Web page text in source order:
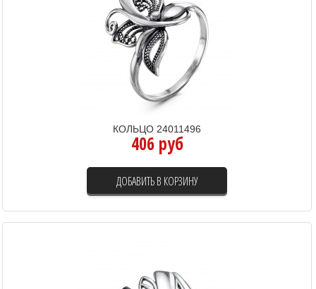
КОЛЬЦО 24011496
406 руб
ДОБАВИТЬ В КОРЗИНУ